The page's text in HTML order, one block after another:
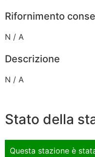
Rifornimento
N / A
Descrizione
N / A
Stato della
Questa stazione è